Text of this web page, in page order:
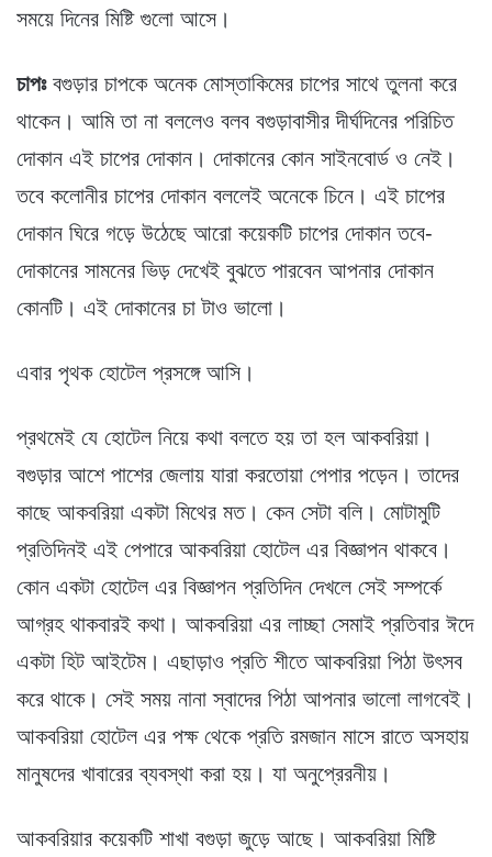
সময়ে দিনের মিষ্টি গুলো আসে।
চাপঃবগুড়ার চাপকে অনেক মোস্তাকিমের চাপের সাথে তুলনা করে
থাকেন। আমি তা না বললেও বলব বগুড়াবাসীর দীর্ঘদিনের পরিচিত
দোকান এই চাপের দোকান। দোকানের কোন সাইনবোর্ড ও নেই।
তবে কলোনীর চাপের দোকান বললেই অনেকে চিনে। এই চাপের
দোকান ঘিরে গড়ে উঠেছে আরো কয়েকটি চাপের দোকান তবে-
দোকানের সামনের ভিড় দেখেই বুঝতে পারবেন আপনার দোকান
কোনটি। এই দোকানের চা টাও ভালো।
এবার পৃথক হোটেল প্রসঙ্গে আসি।
প্রথমেই যে হোটেল নিয়ে কথা বলতে হয় তা হল আকবরিয়া।
বগুড়ার আশে পাশের জেলায় যারা করতোয়া পেপার পড়েন। তাদের
কাছে আকবরিয়া একটা মিথের মত। কেন সেটা বলি। মোটামুটি
প্রতিদিনই এই পেপারে আকবরিয়া হোটেল এর বিজ্ঞাপন থাকবে।
কোন একটা হোটেল এর বিজ্ঞাপন প্রতিদিন দেখলে সেই সম্পর্কে
আগ্রহ থাকবারই কথা। আকবরিয়া এর লাচ্ছা সেমাই প্রতিবার ঈদে
একটা হিট আইটেম। এছাড়াও প্রতি শীতে আকবরিয়া পিঠা উৎসব
করে থাকে। সেই সময় নানা স্বাদের পিঠা আপনার ভালো লাগবেই।
আকবরিয়া হোটেল এর পক্ষ থেকে প্রতি রমজান মাসে রাতে অসহায়
মানুষদের খাবারের ব্যবস্থা করা হয়। যা অনুপ্রেরনীয়।
আকবরিয়ার কয়েকটি শাখা বগুড়া জুড়ে আছে। আকবরিয়া মিষ্টি